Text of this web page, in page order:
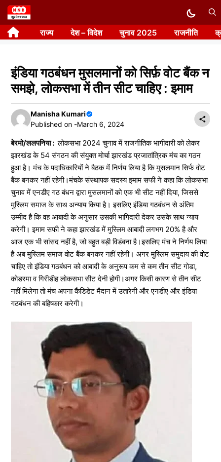
Skip
to
content राज्य देश – विदेश चुनाव 2025 राजनीति
इंडिया गठबंधन मुसलमानों को सिर्फ़ वोट बैंक न
समझे, लोकसभा में तीन सीट चाहिए : इमाम
Manisha Kumari
Published on -March 6, 2024
बेरमो/ललपनिया : लोकसभा 2024 चुनाव में राजनीतिक भागीदारी को लेकर
झारखंड के 54 संगठन की संयुक्त मोर्चा झारखंड प्रजातांत्रिक मंच का गठन
हुआ है। मंच के पदाधिकारियों ने बैठक में निर्णय लिया है कि मुसलमान सिर्फ वोट
बैंक बनकर नहीं रहेगी।मंचके संस्थापक सदस्य इमाम सफी ने कहा कि लोकसभा
चुनाव में एनडीए गठ बंधन द्वारा मुसलमानों को एक भी सीट नहीं दिया, जिससे
मुस्लिम समाज के साथ अन्याय किया है। इसलिए इंडिया गठबंधन से अंतिम
उम्मीद है कि वह आबादी के अनुसार उसकी भागिदारी देकर उसके साथ न्याय
करेगी। इमाम सफी ने कहा झारखंड में मुस्लिम आबादी लगभग 20% है और
आज एक भी सांसद नहीं है, जो बहुत बड़ी विडंबना है।इसलिए मंच ने निर्णय लिया
है अब मुस्लिम समाज वोट बैंक बनकर नहीं रहेगी। अगर मुस्लिम समुदाय की वोट
चाहिए तो इंडिया गठबंधन को आबादी के अनुरूप कम से कम तीन सीट गोडा,
कोडरमा व गिरीडीह लोकसभा सीट देनी होगी।अगर किसी कारण से तीन सीट
नहीं मिलेगा तो मंच अपना कैंडिडेट मैदान में उतारेगी और एनडीए और इंडिया
गठबंधन की बहिष्कार करेगी।